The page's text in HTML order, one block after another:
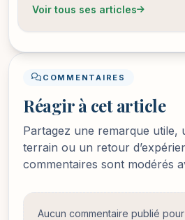
Voir tous ses articles
COMMENTAIRES
Réagir à cet article
Partagez une remarque utile,
terrain ou un retour
commentaires sont modérés
Aucun commentaire publié